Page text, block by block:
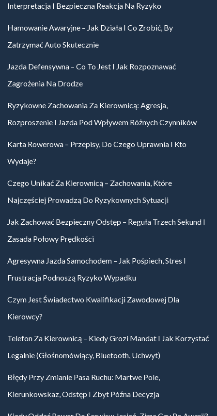
Interpretacja I Bezpieczna Reakcja Na Ryzyko
Hamowanie Awaryjne – Jak Działa I Co Zrobić, By
Zatrzymać Auto Skutecznie
Jazda Defensywna – Co To Jest I Jak Rozpoznawać
Zagrożenia Na Drodze
Ryzykowne Zachowania Za Kierownicą: Agresja,
Rozproszenie I Jazda Pod Wpływem Różnych Czynników
Karta Rowerowa – Przepisy, Do Czego Uprawnia I Kto
Wydaje?
Czego Unikać Za Kierownicą – Zachowania, Które
Najczęściej Prowadzą Do Ryzykownych Sytuacji
Jak Zachować Bezpieczny Odstęp – Reguła Trzech Sekund I
Zasada Połowy Prędkości
Agresywna Jazda Samochodem – Jak Pośpiech, Stres I
Frustracja Podnoszą Ryzyko Wypadku
Czym Jest Świadectwo Kwalifikacji Zawodowej Dla
Kierowcy?
Telefon Za Kierownicą – Kiedy Grozi Mandat I Jak Korzystać
Legalnie (głośnomówiący, Bluetooth, Uchwyt)
Błędy Przy Zmianie Pasa Ruchu: Martwe Pole,
Kierunkowskaz, Odstęp I Zbyt Późna Decyzja